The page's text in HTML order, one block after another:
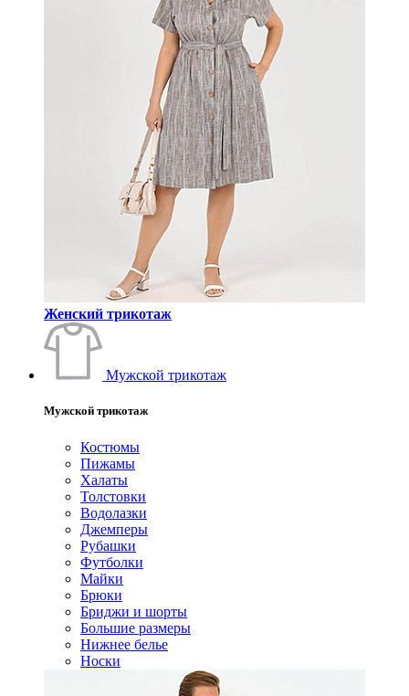
Женский трикотаж
Мужской трикотаж
Мужской трикотаж
Костюмы
Пижамы
Халаты
Толстовки
Водолазки
Джемперы
Рубашки
Футболки
Майки
Брюки
Бриджи и шорты
Большие размеры
Нижнее белье
Носки